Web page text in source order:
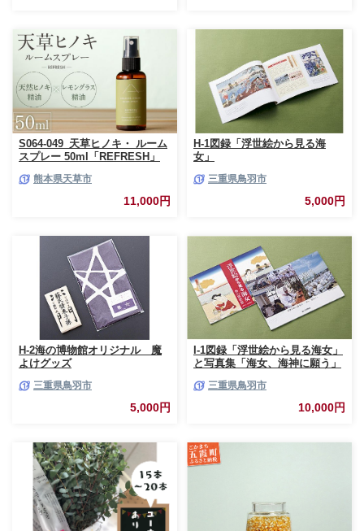
ーパー 人気 おすすめ [sf001-
012]
S064-049_天草ヒノキ・ ルーム
スプレー 50ml「REFRESH」
熊本県天草市
11,000円
H-1図録「浮世絵から見る海
女」
三重県鳥羽市
5,000円
H-2海の博物館オリジナル 魔
よけグッズ
三重県鳥羽市
5,000円
I-1図録「浮世絵から見る海女」
と写真集「海女、海神に願う」
三重県鳥羽市
10,000円